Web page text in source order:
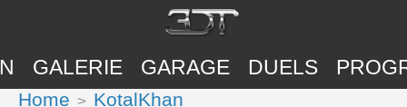
GALERIE GARAGE DUELS
Home KotalKhan